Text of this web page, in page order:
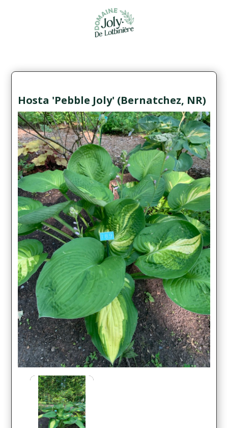
Hosta 'Pebble Joly' (Bernatchez, NR)